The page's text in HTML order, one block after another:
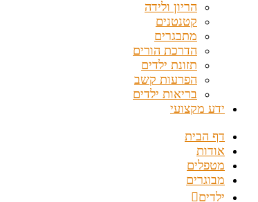
הריון ולידה
קטנטנים
מתבגרים
הדרכת הורים
תזונת ילדים
הפרעות קשב
בריאות ילדים
ידע מקצועי
דף הבית
אודות
מטפלים
מבוגרים
ילדים